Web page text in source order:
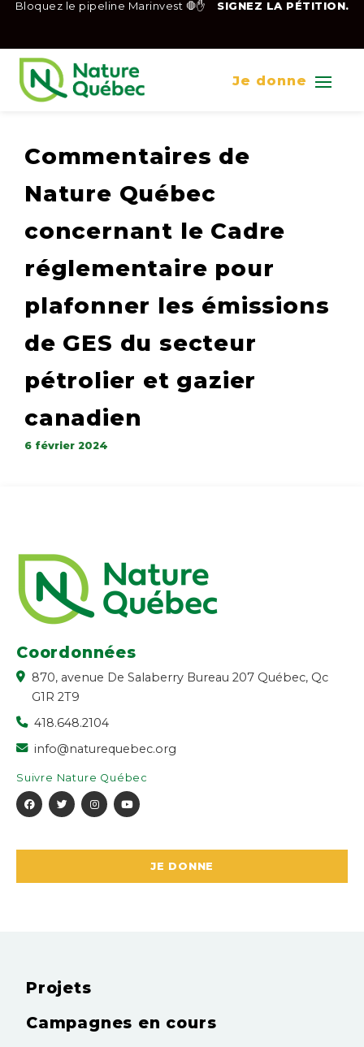
Bloquez le pipeline Marinvest 🛑✋ SIGNEZ LA PÉTITION.
Je donne
Commentaires de
Nature Québec
concernant le Cadre
réglementaire pour
plafonner les émissions
de GES du secteur
pétrolier et gazier
canadien
6 février 2024
Coordonnées
870, avenue De Salaberry Bureau 207 Québec, Qc
G1R 2T9
418.648.2104
info@naturequebec.org
Suivre Nature Québec
JE DONNE
Projets
Campagnes en cours